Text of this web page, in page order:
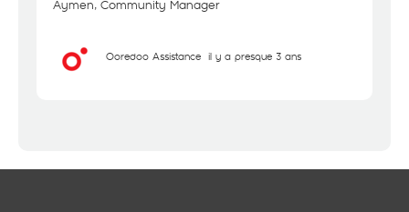
Aymen, Community Manager
Ooredoo Assistance il y a presque 3 ans